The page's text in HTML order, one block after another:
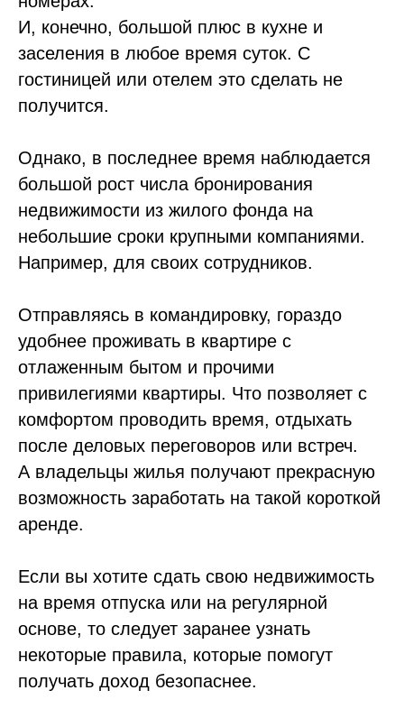
И, конечно, большой плюс в кухне и
заселения в любое время суток. С
гостиницей или отелем это сделать не
получится.
Однако, в последнее время наблюдается
большой рост числа бронирования
недвижимости из жилого фонда на
небольшие сроки крупными компаниями.
Например, для своих сотрудников.
Отправляясь в командировку, гораздо
удобнее проживать в квартире с
отлаженным бытом и прочими
привилегиями квартиры. Что позволяет с
комфортом проводить время, отдыхать
после деловых переговоров или встреч.
А владельцы жилья получают прекрасную
возможность заработать на такой короткой
аренде.
Если вы хотите сдать свою недвижимость
на время отпуска или на регулярной
основе, то следует заранее узнать
некоторые правила, которые помогут
получать доход безопаснее.